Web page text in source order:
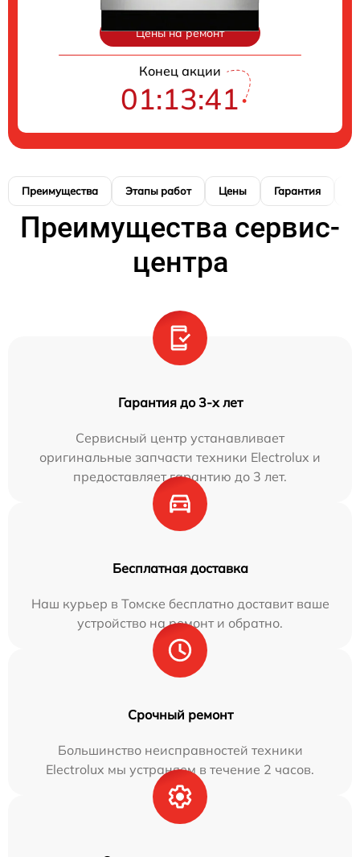
Цены на ремонт
Конец акции
01:13:40
Преимущества Этапы работ Цены Гарантия
Преимущества сервис-
центра
Гарантия до 3-х лет
Сервисный центр устанавливает
оригинальные запчасти техники Electrolux и
предоставляет гарантию до 3 лет.
Бесплатная доставка
Наш курьер в Томске бесплатно доставит ваше
устройство на ремонт и обратно.
Срочный ремонт
Большинство неисправностей техники
Electrolux мы устраняем в течение 2 часов.